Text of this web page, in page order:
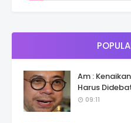
Am :
Harus
09:11